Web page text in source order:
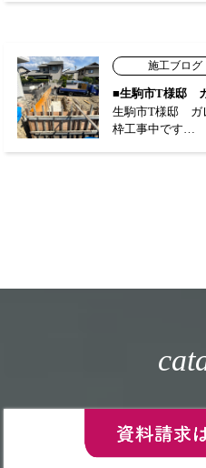
施工ブログ
■生駒市T様邸
生駒市T様邸 ガ
枠工事中です…